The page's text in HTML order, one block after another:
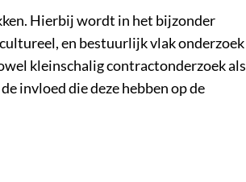
Hierbij wordt in het bijzonder
en bestuurlijk vlak onderzoek
kleinschalig contractonderzoek als
invloed die deze hebben op de